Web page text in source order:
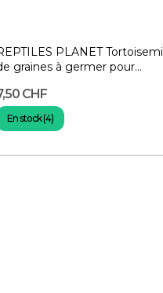
PLANET
graines à germer pour...
CHF
En stock (4)